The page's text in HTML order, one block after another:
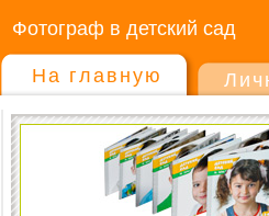
Фотограф в детский сад
На главную